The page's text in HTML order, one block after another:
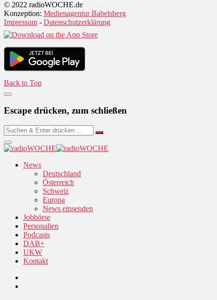
© 2022 radioWOCHE.de
Konzeption: Medienagentur Babelsberg
Impressum - Datenschutzerklärung
Back to Top
Escape drücken, zum schließen
News
Deutschland
Österreich
Schweiz
Europa
News einsenden
Jobbörse
Personalien
Podcasts
DAB+
UKW
Kontakt